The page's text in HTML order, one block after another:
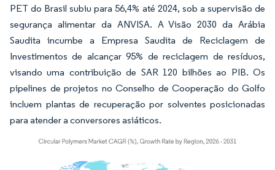
PET do Brasil subiu para 56,4% até 2024, sob a supervisão de
segurança alimentar da ANVISA. A Visão 2030 da Arábia
Saudita incumbe a Empresa Saudita de Reciclagem de
Investimentos de alcançar 95% de reciclagem de resíduos,
visando uma contribuição de SAR 120 bilhões ao PIB. Os
pipelines de projetos no Conselho de Cooperação do Golfo
incluem plantas de recuperação por solventes posicionadas
para atender a conversores asiáticos.